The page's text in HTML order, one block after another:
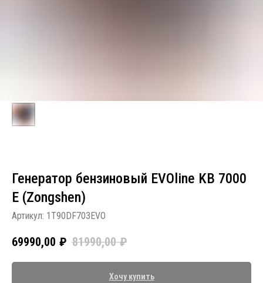
Генератор бензиновый EVOline KB 7000
E (Zongshen)
Артикул: 1T90DF703EVO
69990,00 ₽ 81990,00 ₽
Хочу купить